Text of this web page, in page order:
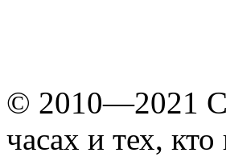
© 2010—2021
часах и тех,